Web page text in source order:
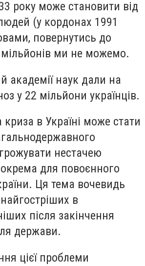
року може становити від
(у кордонах 1991
повернутись до
ми не можемо.
академії наук дали на
у 22 мільйони українців.
в Україні може стати
нестачею
для повоєнного
Ця тема вочевидь
в
після закінчення
держави.
цієї проблеми